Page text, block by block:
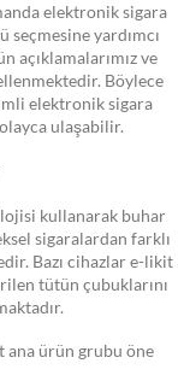
elektronik sigara
seçmesine yardımcı
açıklamalarımız ve
Böylece
elektronik sigara
ulaşabilir.
kullanarak buhar
sigaralardan farklı
Bazı cihazlar e-likit
tütün çubuklarını
ana ürün grubu öne